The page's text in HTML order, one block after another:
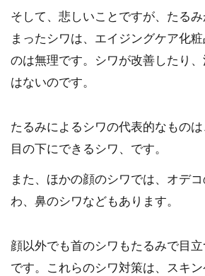
そして、悲しいことですが、たる
まったシワは、エイジングケア化
のは無理です。シワが改善したり
はないのです。
たるみによるシワの代表的なものは
目の下にできるシワ、です。
また、ほかの顔のシワでは、オデ
わ、鼻のシワなどもあります。
顔以外でも首のシワもたるみで目
です。これらのシワ対策は、スキ